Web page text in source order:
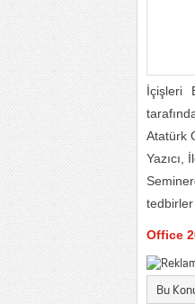
İçişleri
Atatürk
Yazıcı,
tedbirler
Office
Bu